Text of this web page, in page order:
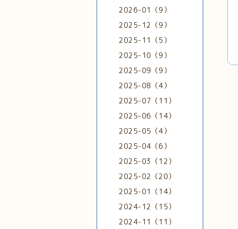
2026-01（9）
2025-12（9）
2025-11（5）
2025-10（9）
2025-09（9）
2025-08（4）
2025-07（11）
2025-06（14）
2025-05（4）
2025-04（6）
2025-03（12）
2025-02（20）
2025-01（14）
2024-12（15）
2024-11（11）